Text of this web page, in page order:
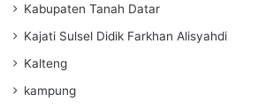
Kabupaten Tanah Datar
Kajati Sulsel Didik Farkhan Alisyahdi
Kalteng
kampung